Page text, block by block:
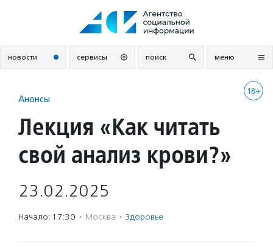
новости сервисы поиск меню
18+
Анонсы
Лекция «Как читать
свой анализ крови?»
23.02.2025
Начало: 17:30 · Москва · Здоровье